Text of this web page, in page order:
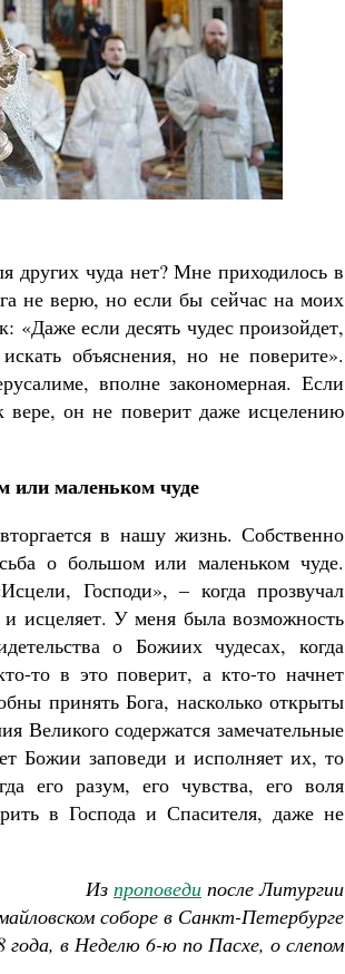
других чуда нет? Мне приходилось в
не верю, но если бы сейчас на моих
если десять чудес произойдет,
объяснения, но не поверите».
вполне закономерная. Если
вере, он не поверит даже исцелению
или маленьком чуде
в нашу жизнь. Собственно
о большом или маленьком чуде.
Господи», – когда прозвучал
исцеляет. У меня была возможность
о Божиих чудесах, когда
то в это поверит, а кто-то начнет
принять Бога, насколько открыты
Великого содержатся замечательные
Божии заповеди и исполняет их, то
его разум, его чувства, его воля
в Господа и Спасителя, даже не
Из проповеди после Литургии
соборе в Санкт-Петербурге
года, в Неделю 6-ю по Пасхе, о слепом